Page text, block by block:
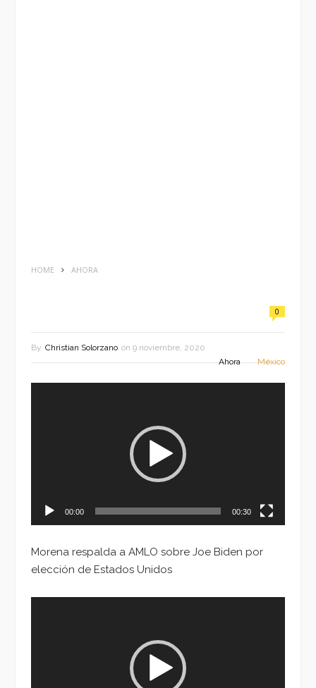
HOME AHORA
0
By Christian Solorzano on 9 noviembre, 2020
Ahora
México
00:00 00:30
Morena respalda a AMLO sobre Joe Biden por
elección de Estados Unidos